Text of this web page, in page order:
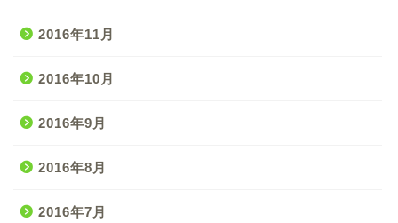
2016年11月
2016年10月
2016年9月
2016年8月
2016年7月